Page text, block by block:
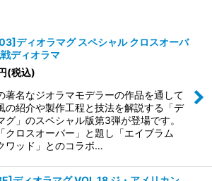
絞り込む
ディオラマグ スペシャル クロスオーバ
ディオラマ
(税込)
著名なジオラマモデラーの作品を通して
の紹介や製作工程と技法を解説する「デ
グ」のスペシャル版第3弾が登場です。
クロスオーバー」と題し「エイブラム
ワッド」とのコラボ…